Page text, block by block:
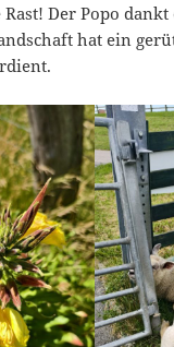
Der Popo
hat ein